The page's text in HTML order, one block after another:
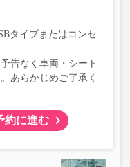
タイプまたはコンセ
告なく車両・シート
あらかじめご了承く
約に進む